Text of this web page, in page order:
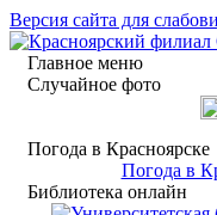
Версия сайта для
Главное меню
Случайное фото
Погода в Красноярске
Погода в
Библиотека онлайн